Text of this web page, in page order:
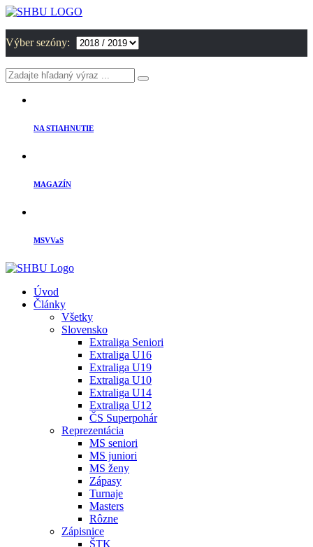
Výber sezóny:
NA STIAHNUTIE
MAGAZÍN
MSVVaS
Úvod
Články
Všetky
Slovensko
Extraliga Seniori
Extraliga U16
Extraliga U19
Extraliga U10
Extraliga U14
Extraliga U12
ČS Superpohár
Reprezentácia
MS seniori
MS juniori
MS ženy
Zápasy
Turnaje
Masters
Rôzne
Zápisnice
ŠTK